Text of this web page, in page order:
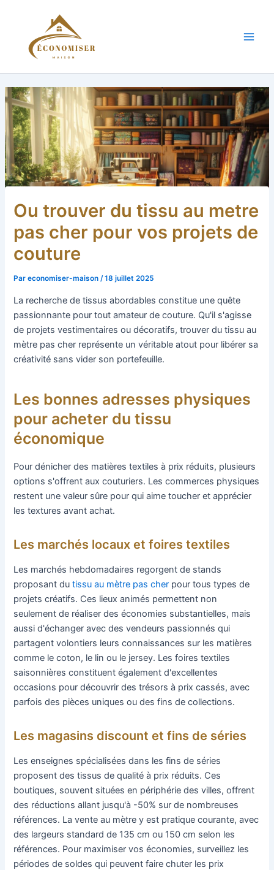
Ou trouver du tissu au metre
pas cher pour vos projets de
couture
Pareconomiser-maison/18 juillet 2025
La recherche de tissus abordables constitue une quête
passionnante pour tout amateur de couture. Qu'il s'agisse
de projets vestimentaires ou décoratifs, trouver du tissu au
mètre pas cher représente un véritable atout pour libérer sa
créativité sans vider son portefeuille.
Les bonnes adresses physiques
pour acheter du tissu
économique
Pour dénicher des matières textiles à prix réduits, plusieurs
options s'offrent aux couturiers. Les commerces physiques
restent une valeur sûre pour qui aime toucher et apprécier
les textures avant achat.
Les marchés locaux et foires textiles
Les marchés hebdomadaires regorgent de stands
proposant dutissu au mètre pas cher pour tous types de
projets créatifs. Ces lieux animés permettent non
seulement de réaliser des économies substantielles, mais
aussi d'échanger avec des vendeurs passionnés qui
partagent volontiers leurs connaissances sur les matières
comme le coton, le lin ou le jersey. Les foires textiles
saisonnières constituent également d'excellentes
occasions pour découvrir des trésors à prix cassés, avec
parfois des pièces uniques ou des fins de collections.
Les magasins discount et fins de séries
Les enseignes spécialisées dans les fins de séries
proposent des tissus de qualité à prix réduits. Ces
boutiques, souvent situées en périphérie des villes, offrent
des réductions allant jusqu'à -50% sur de nombreuses
références. La vente au mètre y est pratique courante, avec
des largeurs standard de 135 cm ou 150 cm selon les
références. Pour maximiser vos économies, surveillez les
périodes de soldes qui peuvent faire chuter les prix